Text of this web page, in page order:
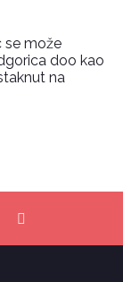
se može
doo kao
na